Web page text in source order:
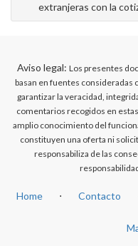
extranjeras con la
Aviso legal: Los presentes
basan en fuentes consideradas
garantizar la veracidad,
comentarios recogidos en
amplio conocimiento del
constituyen una oferta ni
responsabiliza de las
Home ⋅ Contacto